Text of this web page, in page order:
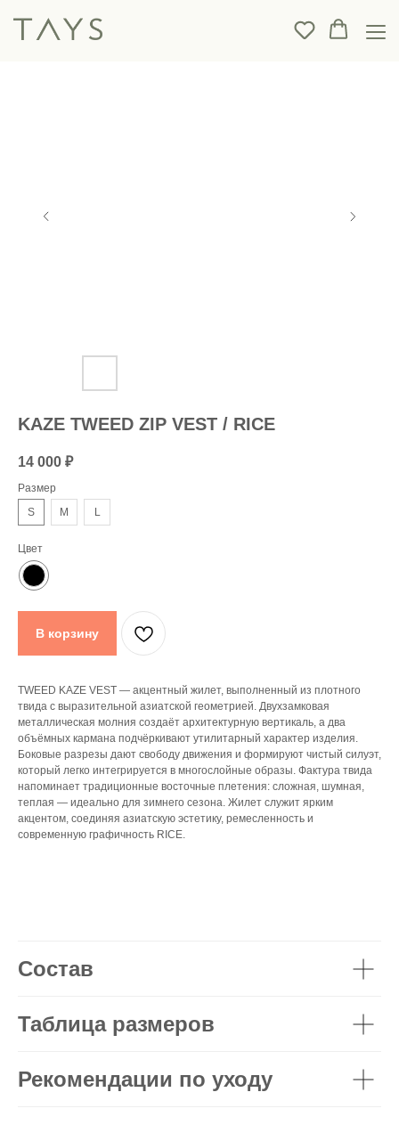
KAZE TWEED ZIP VEST / RICE
14 000 ₽
Размер
S
M L
Цвет
В корзину
TWEED KAZE VEST — акцентный жилет, выполненный из плотного
твида с выразительной азиатской геометрией. Двухзамковая
металлическая молния создаёт архитектурную вертикаль, а два
объёмных кармана подчёркивают утилитарный характер изделия.
Боковые разрезы дают свободу движения и формируют чистый силуэт,
который легко интегрируется в многослойные образы. Фактура твида
напоминает традиционные восточные плетения: сложная, шумная,
теплая — идеально для зимнего сезона. Жилет служит ярким
акцентом, соединяя азиатскую эстетику, ремесленность и
современную графичность RICE.
Состав
Таблица размеров
Рекомендации по уходу